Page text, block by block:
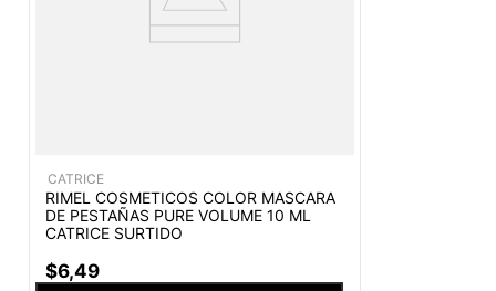
CATRICE
RIMEL COSMETICOS COLOR MASCARA
DE PESTAÑAS PURE VOLUME 10 ML
CATRICE SURTIDO
$6,49